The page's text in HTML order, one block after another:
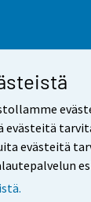
evästeitä